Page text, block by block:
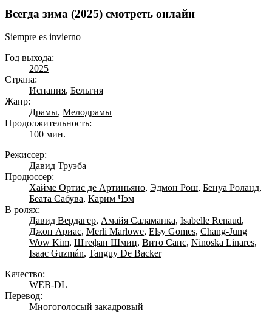
Всегда зима (2025) смотреть онлайн
Siempre es invierno
Год выхода:
2025
Страна:
Испания, Бельгия
Жанр:
Драмы, Мелодрамы
Продолжительность:
100 мин.
Режиссер:
Давид Труэба
Продюссер:
Хайме Ортис де Артиньяно, Эдмон Рош, Бенуа Роланд,
Беата Сабува, Карим Чэм
В ролях:
Давид Вердагер, Амайя Саламанка, Isabelle Renaud,
Джон Ариас, Merli Marlowe, Elsy Gomes, Chang-Jung
Wow Kim, Штефан Шмиц, Вито Санс, Ninoska Linares,
Isaac Guzmán, Tanguy De Backer
Качество:
WEB-DL
Перевод:
Многоголосый закадровый